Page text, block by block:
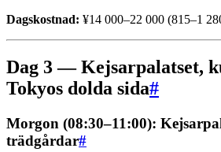
Dagskostnad: ¥14 000–22 000 (815–1
Dag 3 — Kejsarpalatset,
Tokyos dolda sida#
Morgon (08:30–11:00):
trädgårdar#